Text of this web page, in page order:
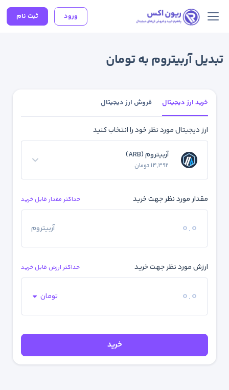
ورود ثبت نام
تبدیل آربیتروم به تومان
خرید ارز دیجیتال فروش ارز دیجیتال
ارز دیجیتال مورد نظر خود را انتخاب کنید
آربیتروم (ARB)
14,392 تومان
مقدار مورد نظر جهت خرید حداکثر مقدار قابل خرید
آربیتروم
ارزش مورد نظر جهت خرید حداکثر ارزش قابل خرید
تومان
خرید